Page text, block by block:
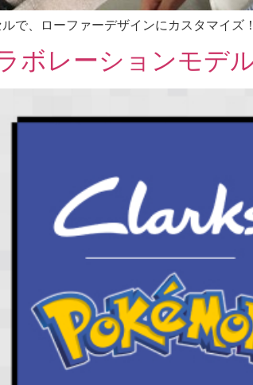
で、ローファーデザインにカスタマイズ！
ボレーションモデ